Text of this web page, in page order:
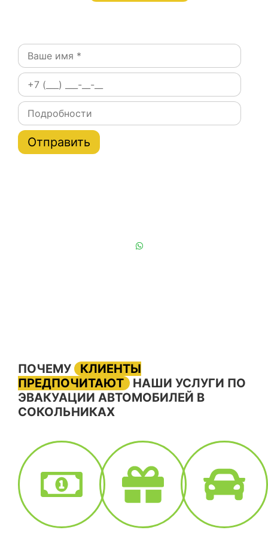
ПОЧЕМУ
КЛИЕНТЫ
ПРЕДПОЧИТАЮТ
НАШИ УСЛУГИ ПО
ЭВАКУАЦИИ АВТОМОБИЛЕЙ В
СОКОЛЬНИКАХ